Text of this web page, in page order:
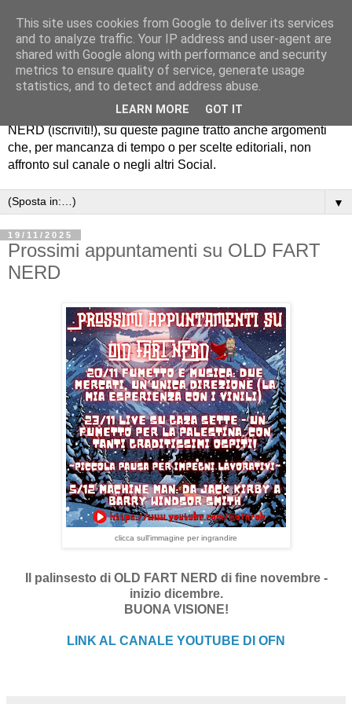
Old Fart Nerd
Ciao, io sono RoB e su questo Blog scrivo di fumetti, cinema
e serie, cultura Pop e "Social Media Evolution". Oltre a
pubblicare i video del mio canale YouTube OLD FART
NERD (iscriviti!), su queste pagine tratto anche argomenti
che, per mancanza di tempo o per scelte editoriali, non
affronto sul canale o negli altri Social.
▼
19/11/2025
Prossimi appuntamenti su OLD FART
NERD
clicca sull'immagine per ingrandire
Il palinsesto di OLD FART NERD di fine novembre -
inizio dicembre.
BUONA VISIONE!
LINK AL CANALE YOUTUBE DI OFN
This site uses cookies from Google to deliver its services
and to analyze traffic. Your IP address and user-agent are
shared with Google along with performance and security
metrics to ensure quality of service, generate usage
statistics, and to detect and address abuse.
LEARN MORE GOT IT